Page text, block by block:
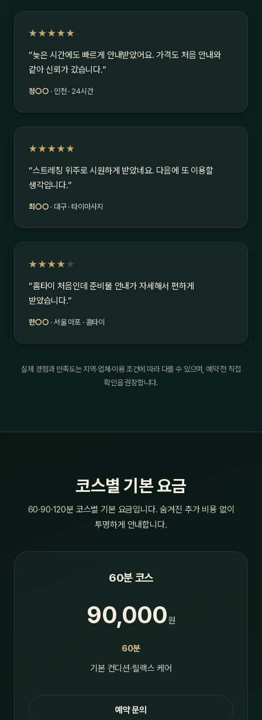
★★★★★
“늦은 시간에도 빠르게 안내받았어요. 가격도 처음 안내와
같아 신뢰가 갔습니다.”
정○○ · 인천 · 24시간
★★★★★
“스트레칭 위주로 시원하게 받았네요. 다음에 또 이용할
생각입니다.”
최○○ · 대구 · 타이마사지
★★★★ ★
“홈타이 처음인데 준비물 안내가 자세해서 편하게
받았습니다.”
한○○ · 서울 마포 · 홈타이
실제 경험과 만족도는 지역·업체·이용 조건에 따라 다를 수 있으며, 예약 전 직접
확인을 권장합니다.
코스별 기본 요금
60·90·120분 코스별 기본 요금입니다. 숨겨진 추가 비용 없이
투명하게 안내합니다.
60분 코스
90,000원
60분
기본 컨디션·릴랙스 케어
예약 문의